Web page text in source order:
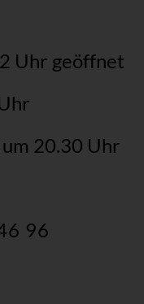
Uhr geöffnet
20.30 Uhr
96